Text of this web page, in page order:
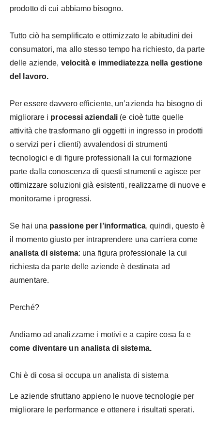
prodotto di cui abbiamo bisogno.
Tutto ciò ha semplificato e ottimizzato le abitudini dei
consumatori, ma allo stesso tempo ha richiesto, da parte
delle aziende, velocità e immediatezza nella gestione
del lavoro.
Per essere davvero efficiente, un’azienda ha bisogno di
migliorare i processi aziendali (e cioè tutte quelle
attività che trasformano gli oggetti in ingresso in prodotti
o servizi per i clienti) avvalendosi di strumenti
tecnologici e di figure professionali la cui formazione
parte dalla conoscenza di questi strumenti e agisce per
ottimizzare soluzioni già esistenti, realizzarne di nuove e
monitorarne i progressi.
Se hai una passione per l’informatica, quindi, questo è
il momento giusto per intraprendere una carriera come
analista di sistema: una figura professionale la cui
richiesta da parte delle aziende è destinata ad
aumentare.
Perché?
Andiamo ad analizzarne i motivi e a capire cosa fa e
come diventare un analista di sistema.
Chi è di cosa si occupa un analista di sistema
Le aziende sfruttano appieno le nuove tecnologie per
migliorare le performance e ottenere i risultati sperati.